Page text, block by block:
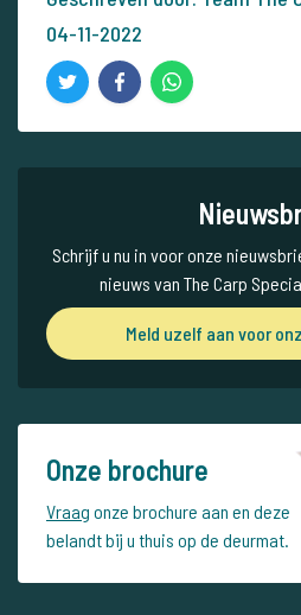
04-11-2022
Schrijf u nu in voor onze
nieuws van The Carp
Meld uzelf aan voor
Onze brochure
Vraag onze brochure aan en deze
belandt bij u thuis op de deurmat.